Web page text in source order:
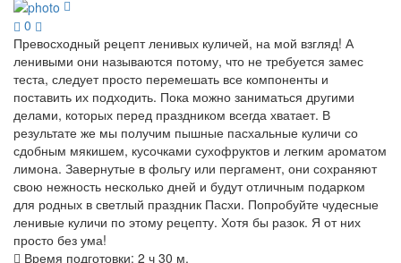
0
Превосходный рецепт ленивых куличей, на мой взгляд! А
ленивыми они называются потому, что не требуется замес
теста, следует просто перемешать все компоненты и
поставить их подходить. Пока можно заниматься другими
делами, которых перед праздником всегда хватает. В
результате же мы получим пышные пасхальные куличи со
сдобным мякишем, кусочками сухофруктов и легким ароматом
лимона. Завернутые в фольгу или пергамент, они сохраняют
свою нежность несколько дней и будут отличным подарком
для родных в светлый праздник Пасхи. Попробуйте чудесные
ленивые куличи по этому рецепту. Хотя бы разок. Я от них
просто без ума!
Время подготовки: 2 ч 30 м.